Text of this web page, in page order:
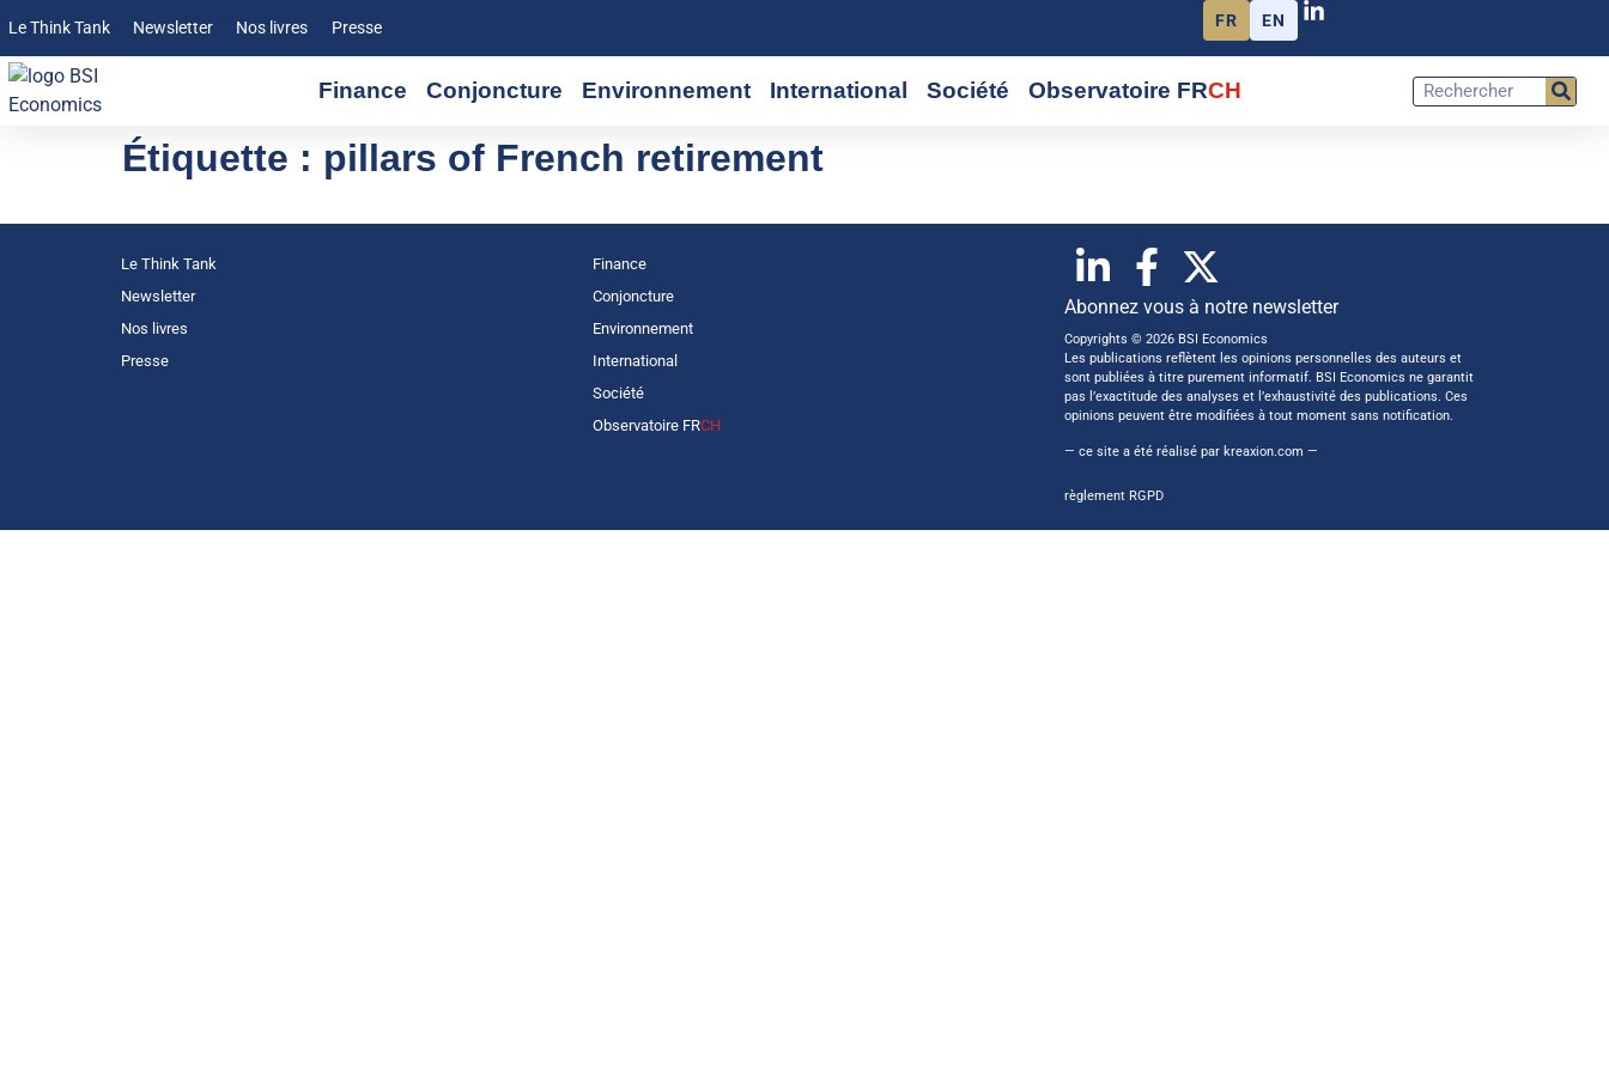
Le Think Tank Newsletter Nos livres Presse FR EN
Finance Conjoncture Environnement International Société Observatoire FRCH
Étiquette : pillars of French retirement
Le Think Tank
Newsletter
Nos livres
Presse
Finance
Conjoncture
Environnement
International
Société
Observatoire FRCH
Abonnez vous à notre newsletter
Copyrights © 2026 BSI Economics
Les publications reflètent les opinions personnelles des auteurs et
sont publiées à titre purement informatif. BSI Economics ne garantit
pas l’exactitude des analyses et l’exhaustivité des publications. Ces
opinions peuvent être modifiées à tout moment sans notification.
— ce site a été réalisé par kreaxion.com —
règlement RGPD